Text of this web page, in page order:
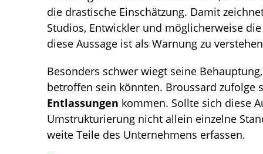
die drastische Einschätzung. Damit
Studios, Entwickler und möglicherweise
diese Aussage ist als Warnung zu
Besonders schwer wiegt seine
betroffen sein könnten. Broussard zufolge
Entlassungen kommen. Sollte sich diese
Umstrukturierung nicht allein einzelne
weite Teile des Unternehmens erfassen.